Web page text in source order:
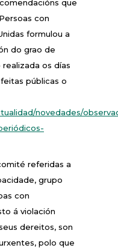
que
con
formulou a
do grao de
os días
públicas o
novedades/
referidas a
grupo
con
á violación
dereitos, son
polo que